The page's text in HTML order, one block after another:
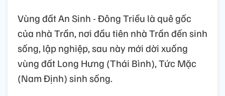
Vùng đất An Sinh - Đông Triều là quê gốc
của nhà Trần, nơi đầu tiên nhà Trần đến sinh
sống, lập nghiệp, sau này mới dời xuống
vùng đất Long Hưng (Thái Bình), Tức Mặc
(Nam Định) sinh sống.